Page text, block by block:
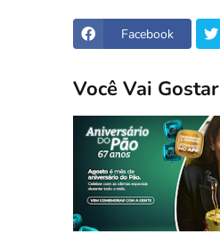
Facebook
Você Vai Gostar